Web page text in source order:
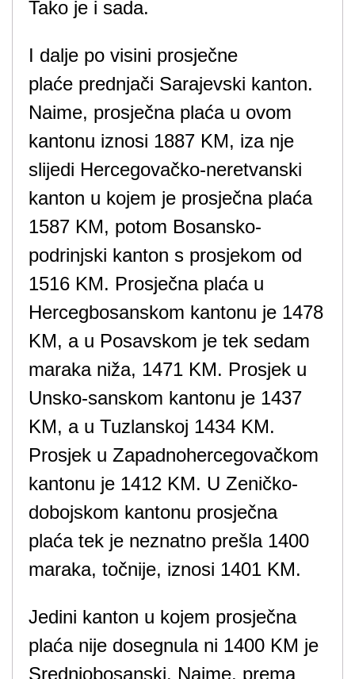
Tako je i sada.
I dalje po visini prosječne
plaće prednjači Sarajevski kanton.
Naime, prosječna plaća u ovom
kantonu iznosi 1887 KM, iza nje
slijedi Hercegovačko-neretvanski
kanton u kojem je prosječna plaća
1587 KM, potom Bosansko-
podrinjski kanton s prosjekom od
1516 KM. Prosječna plaća u
Hercegbosanskom kantonu je 1478
KM, a u Posavskom je tek sedam
maraka niža, 1471 KM. Prosjek u
Unsko-sanskom kantonu je 1437
KM, a u Tuzlanskoj 1434 KM.
Prosjek u Zapadnohercegovačkom
kantonu je 1412 KM. U Zeničko-
dobojskom kantonu prosječna
plaća tek je neznatno prešla 1400
maraka, točnije, iznosi 1401 KM.
Jedini kanton u kojem prosječna
plaća nije dosegnula ni 1400 KM je
Srednjobosanski. Naime, prema